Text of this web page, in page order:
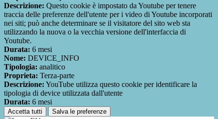
Descrizione: Questo cookie è impostato da Youtube per tenere
traccia delle preferenze dell'utente per i video di Youtube incorporati
nei siti; può anche determinare se il visitatore del sito web sta
utilizzando la nuova o la vecchia versione dell'interfaccia di
Youtube.
Durata: 6 mesi
Nome: DEVICE_INFO
Tipologia: analitico
Proprieta: Terza-parte
Descrizione: YouTube utilizza questo cookie per identificare la
tipologia di device utilizzata dall'utente
Durata: 6 mesi
Accetta tutti Salva le preferenze